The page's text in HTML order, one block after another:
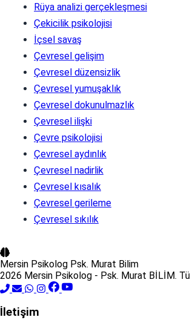
Rüya analizi gerçekleşmesi
Çekicilik psikolojisi
İçsel savaş
Çevresel gelişim
Çevresel düzensizlik
Çevresel yumuşaklık
Çevresel dokunulmazlık
Çevresel ilişki
Çevre psikolojisi
Çevresel aydınlık
Çevresel nadirlik
Çevresel kısalık
Çevresel gerileme
Çevresel sıkılık
Mersin Psikolog Psk. Murat Bilim
2026 Mersin Psikolog - Psk. Murat BİLİM.
İletişim